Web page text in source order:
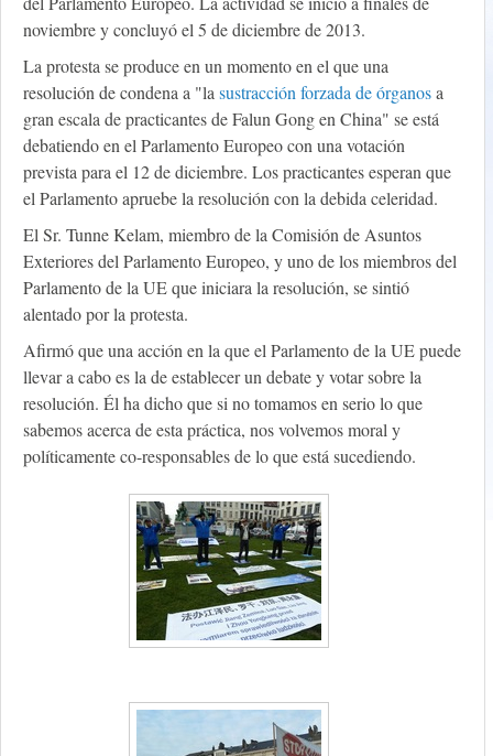
noviembre y concluyó el 5 de diciembre de 2013.
La protesta se produce en un momento en el que una
resolución de condena a "lasustracción forzada de órganosa
gran escala de practicantes de Falun Gong en China" se está
debatiendo en el Parlamento Europeo con una votación
prevista para el 12 de diciembre. Los practicantes esperan que
el Parlamento apruebe la resolución con la debida celeridad.
El Sr. Tunne Kelam, miembro de la Comisión de Asuntos
Exteriores del Parlamento Europeo, y uno de los miembros del
Parlamento de la UE que iniciara la resolución, se sintió
alentado por la protesta.
Afirmó que una acción en la que el Parlamento de la UE puede
llevar a cabo es la de establecer un debate y votar sobre la
resolución. Él ha dicho que si no tomamos en serio lo que
sabemos acerca de esta práctica, nos volvemos moral y
políticamente co-responsables de lo que está sucediendo.